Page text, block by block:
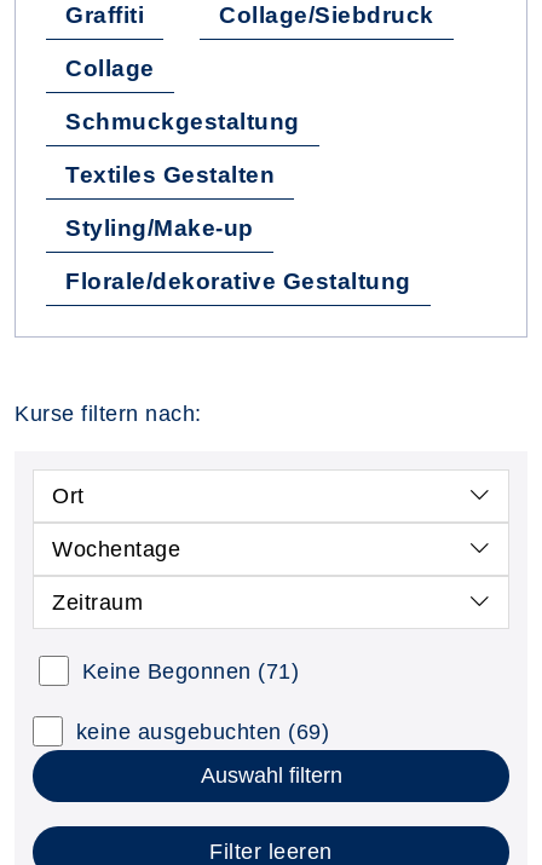
Graffiti Collage/Siebdruck
Collage
Schmuckgestaltung
Textiles Gestalten
Styling/Make-up
Florale/dekorative Gestaltung
Kurse filtern nach:
Ort
Wochentage
Zeitraum
Keine Begonnen (71)
keine ausgebuchten (69)
Auswahl filtern
Filter leeren